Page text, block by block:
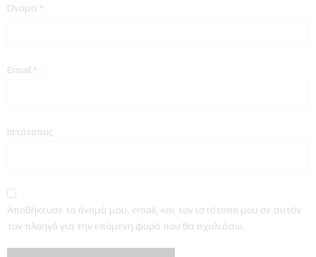
Όνομα *
Email *
Ιστότοπος
Αποθήκευσε το όνομά μου, email, και τον ιστότοπο μου σε αυτόν
τον πλοηγό για την επόμενη φορά που θα σχολιάσω.